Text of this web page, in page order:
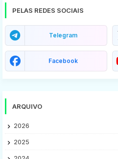
PELAS REDES SOCIAIS
Telegram
Facebook
ARQUIVO
2026
2025